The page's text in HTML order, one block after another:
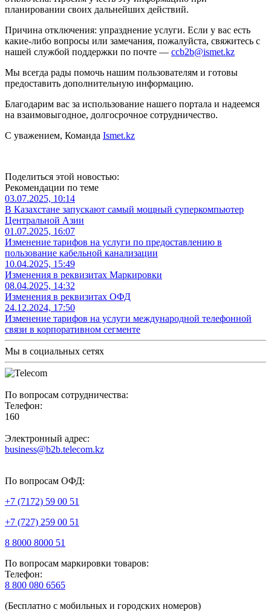
планировании своих дальнейших действий.
Причина отключения: упразднение услуги. Если у вас есть
какие-либо вопросы или замечания, пожалуйста, свяжитесь с
нашей службой поддержки по почте — ccb2b@ismet.kz
Мы всегда рады помочь нашим пользователям и готовы
предоставить дополнительную информацию.
Благодарим вас за использование нашего портала и надеемся
на взаимовыгодное, долгосрочное сотрудничество.
С уважением, Команда Ismet.kz
Поделиться этой новостью:
Рекомендации по теме
03.07.2025, 10:14
В Казахстане запускают самый мощный суперкомпьютер
Центральной Азии
01.07.2025, 16:07
Изменение тарифов на услуги по предоставлению в
пользование кабельной канализации
10.04.2025, 15:49
Изменения в реквизитах Маркировки
08.04.2025, 14:32
Изменения в реквизитах ОФД
24.12.2024, 17:50
Изменение тарифов на услуги международной телефонной
связи в корпоративном сегменте
Мы в социальных сетях
По вопросам сотрудничества:
Телефон:
160
Электронный адрес:
business@b2b.telecom.kz
По вопросам ОФД:
+7 (7172) 59 00 51
+7 (727) 259 00 51
8 8000 8000 51
По вопросам маркировки товаров:
Телефон:
8 800 080 6565
(Бесплатно с мобильных и городских номеров)